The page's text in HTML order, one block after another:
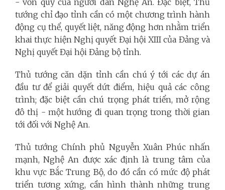
tướng chỉ đạo tỉnh cần có một chương trình hành
động cụ thể, quyết liệt, năng động hơn nhằm triển
khai thực hiện Nghị quyết Đại hội XIII của Đảng và
Nghị quyết Đại hội Đảng bộ tỉnh.
Thủ tướng căn dặn tỉnh cần chú ý tới các dự án
đầu tư để giải quyết dứt điểm, hiệu quả các công
trình; đặc biệt cần chú trọng phát triển, mở rộng
đô thị - một hướng đi quan trọng trong thời gian
tới đối với Nghệ An.
Thủ tướng Chính phủ Nguyễn Xuân Phúc nhấn
mạnh, Nghệ An được xác định là trung tâm của
khu vực Bắc Trung Bộ, do đó cần có mức độ phát
triển tương xứng, cần hình thành những trung